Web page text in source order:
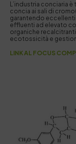
L’industria conciaria
concia ai sali di
garantendo
effluenti ad elevato
organiche
ecotossicità e
LINK AL FOCUS